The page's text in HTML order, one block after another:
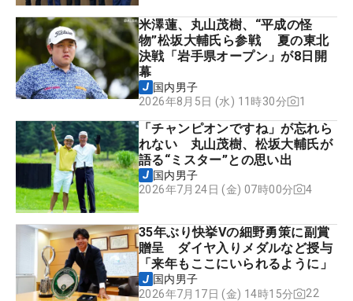
米澤蓮、丸山茂樹、“平成の怪
物”松坂大輔氏ら参戦 夏の東北
決戦「岩手県オープン」が8日開
幕
国内男子
2026年8月5日 (水) 11時30分
1
「チャンピオンですね」が忘れら
れない 丸山茂樹、松坂大輔氏が
語る“ミスター”との思い出
国内男子
2026年7月24日 (金) 07時00分
4
35年ぶり快挙Vの細野勇策に副賞
贈呈 ダイヤ入りメダルなど授与
「来年もここにいられるように」
国内男子
2026年7月17日 (金) 14時15分
22